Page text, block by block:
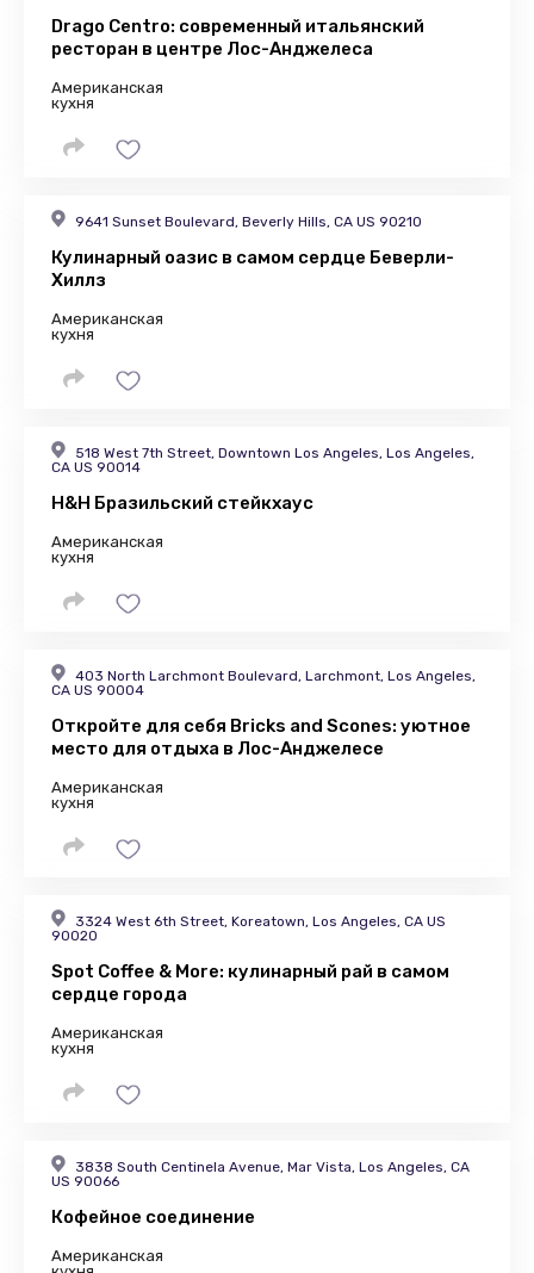
Drago Centro: современный итальянский
ресторан в центре Лос-Анджелеса
Американская
кухня
9641 Sunset Boulevard, Beverly Hills, CA US 90210
Кулинарный оазис в самом сердце Беверли-
Хиллз
Американская
кухня
518 West 7th Street, Downtown Los Angeles, Los Angeles,
CA US 90014
H&H Бразильский стейкхаус
Американская
кухня
403 North Larchmont Boulevard, Larchmont, Los Angeles,
CA US 90004
Откройте для себя Bricks and Scones: уютное
место для отдыха в Лос-Анджелесе
Американская
кухня
3324 West 6th Street, Koreatown, Los Angeles, CA US
90020
Spot Coffee & More: кулинарный рай в самом
сердце города
Американская
кухня
3838 South Centinela Avenue, Mar Vista, Los Angeles, CA
US 90066
Кофейное соединение
Американская